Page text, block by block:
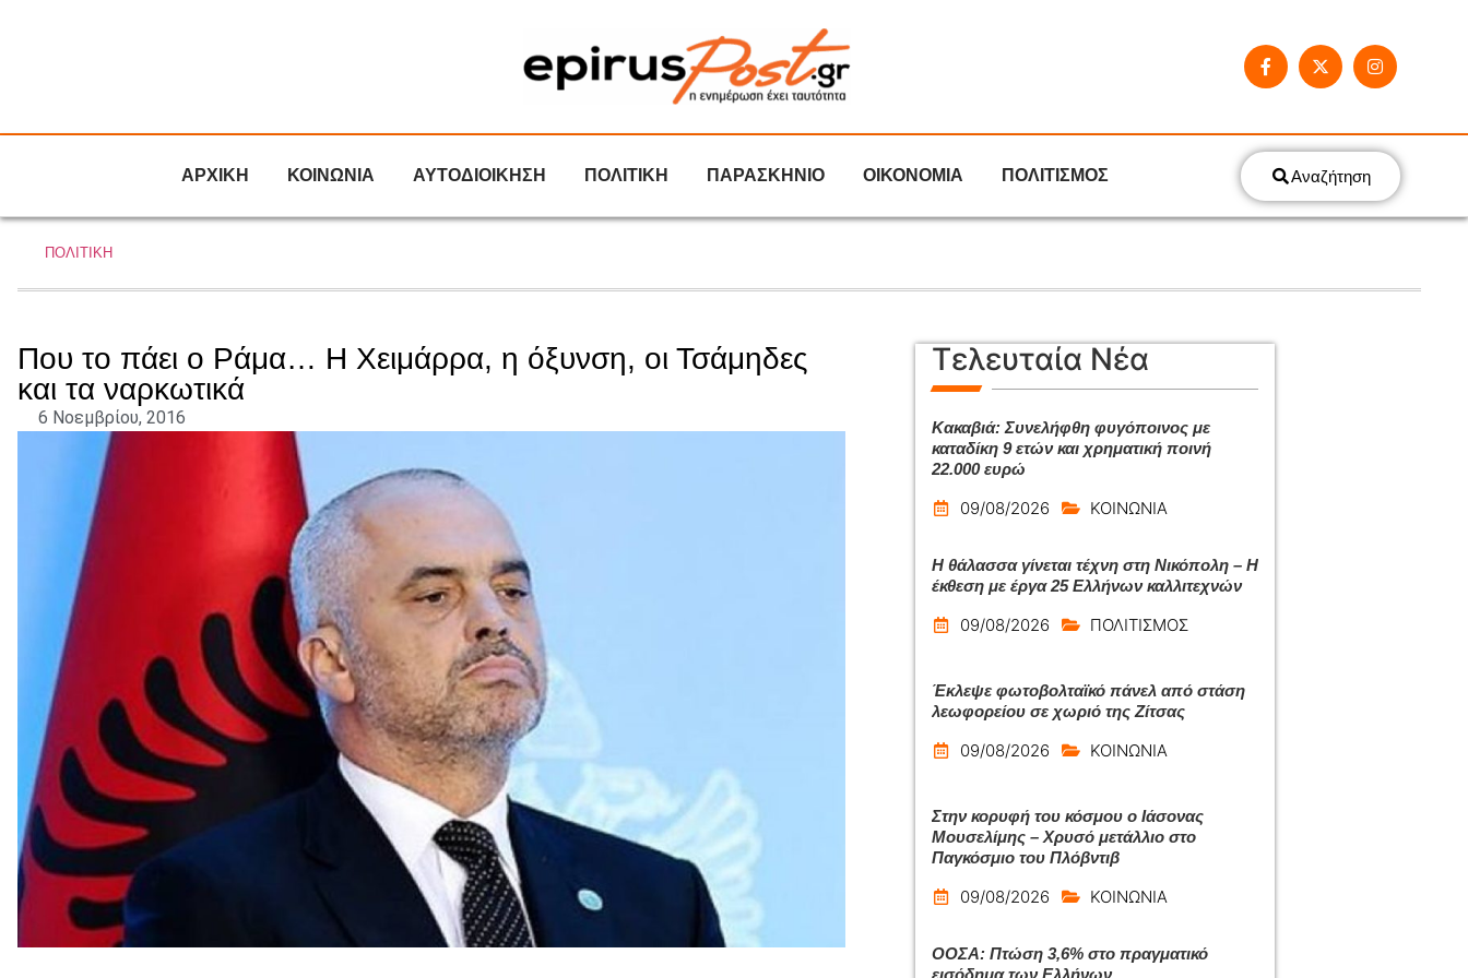
ΑΡΧΙΚΗ ΚΟΙΝΩΝΙΑ ΑΥΤΟΔΙΟΙΚΗΣΗ ΠΟΛΙΤΙΚΗ ΠΑΡΑΣΚΗΝΙΟ ΟΙΚΟΝΟΜΙΑ ΠΟΛΙΤΙΣΜΟΣ Αναζήτηση
ΠΟΛΙΤΙΚΗ
Που το πάει ο Ράμα… Η Χειμάρρα, η όξυνση, οι Τσάμηδες
και τα ναρκωτικά
6 Νοεμβρίου, 2016
Τελευταία Νέα
Κακαβιά: Συνελήφθη φυγόποινος με
καταδίκη 9 ετών και χρηματική ποινή
22.000 ευρώ
09/08/2026 ΚΟΙΝΩΝΙΑ
Η θάλασσα γίνεται τέχνη στη Νικόπολη – Η
έκθεση με έργα 25 Ελλήνων καλλιτεχνών
09/08/2026 ΠΟΛΙΤΙΣΜΟΣ
Έκλεψε φωτοβολταϊκό πάνελ από στάση
λεωφορείου σε χωριό της Ζίτσας
09/08/2026 ΚΟΙΝΩΝΙΑ
Στην κορυφή του κόσμου ο Ιάσονας
Μουσελίμης – Χρυσό μετάλλιο στο
Παγκόσμιο του Πλόβντιβ
09/08/2026 ΚΟΙΝΩΝΙΑ
ΟΟΣΑ: Πτώση 3,6% στο πραγματικό
εισόδημα των Ελλήνων